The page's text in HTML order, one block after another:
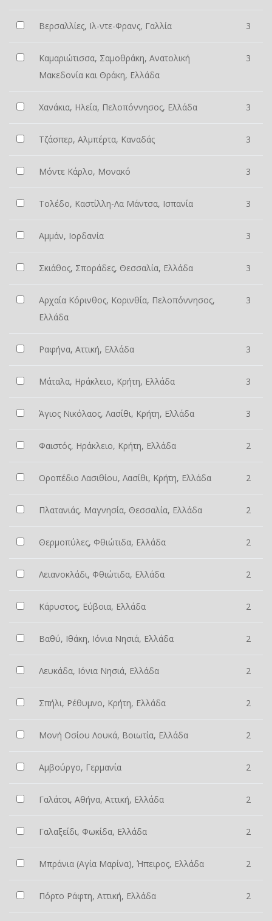
Βερσαλλίες, Ιλ-ντε-Φρανς, Γαλλία 3
Καμαριώτισσα, Σαμοθράκη, Ανατολική
Μακεδονία και Θράκη, Ελλάδα
3
Χανάκια, Ηλεία, Πελοπόννησος, Ελλάδα 3
Τζάσπερ, Αλμπέρτα, Καναδάς 3
Μόντε Κάρλο, Μονακό 3
Τολέδο, Καστίλλη-Λα Μάντσα, Ισπανία 3
Αμμάν, Ιορδανία 3
Σκιάθος, Σποράδες, Θεσσαλία, Ελλάδα 3
Αρχαία Κόρινθος, Κορινθία, Πελοπόννησος,
Ελλάδα
3
Ραφήνα, Αττική, Ελλάδα 3
Μάταλα, Ηράκλειο, Κρήτη, Ελλάδα 3
Άγιος Νικόλαος, Λασίθι, Κρήτη, Ελλάδα 3
Φαιστός, Ηράκλειο, Κρήτη, Ελλάδα 2
Οροπέδιο Λασιθίου, Λασίθι, Κρήτη, Ελλάδα 2
Πλατανιάς, Μαγνησία, Θεσσαλία, Ελλάδα 2
Θερμοπύλες, Φθιώτιδα, Ελλάδα 2
Λειανοκλάδι, Φθιώτιδα, Ελλάδα 2
Κάρυστος, Εύβοια, Ελλάδα 2
Βαθύ, Ιθάκη, Ιόνια Νησιά, Ελλάδα 2
Λευκάδα, Ιόνια Νησιά, Ελλάδα 2
Σπήλι, Ρέθυμνο, Κρήτη, Ελλάδα 2
Μονή Οσίου Λουκά, Βοιωτία, Ελλάδα 2
Αμβούργο, Γερμανία 2
Γαλάτσι, Αθήνα, Αττική, Ελλάδα 2
Γαλαξείδι, Φωκίδα, Ελλάδα 2
Μπράνια (Αγία Μαρίνα), Ήπειρος, Ελλάδα 2
Πόρτο Ράφτη, Αττική, Ελλάδα 2